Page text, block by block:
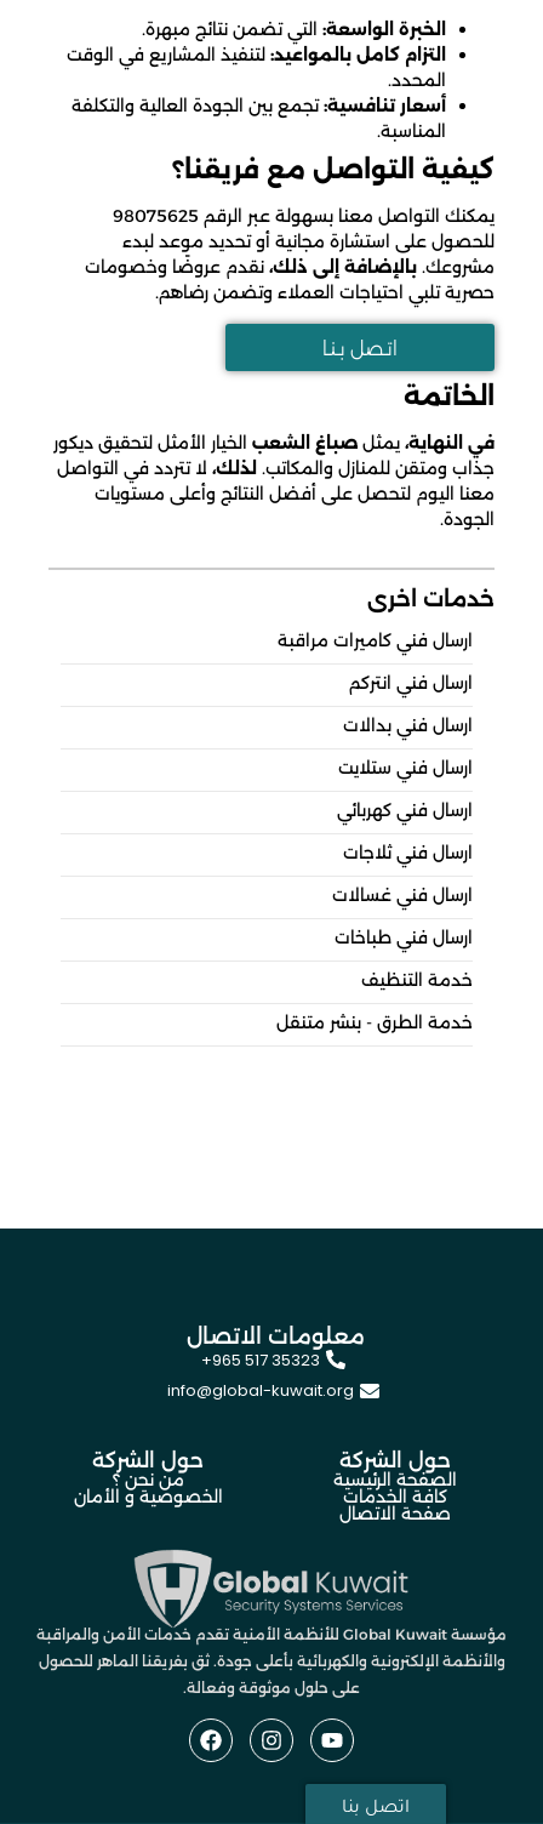
الخبرة الواسعة: التي تضمن نتائج مبهرة.
التزام كامل بالمواعيد: لتنفيذ المشاريع في الوقت
المحدد.
أسعار تنافسية:تجمع بين الجودة العالية والتكلفة
المناسبة.
كيفية التواصل مع فريقنا؟
يمكنك التواصل معنا بسهولة عبر الرقم 98075625
للحصول على استشارة مجانية أو تحديد موعد لبدء
مشروعك. بالإضافة إلى ذلك، نقدم عروضًا وخصومات
حصرية تلبي احتياجات العملاء وتضمن رضاهم.
اتـصل بـنـا
الخاتمة
في النهاية، يمثل صباغ الشعب الخيار الأمثل لتحقيق ديكور
جذاب ومتقن للمنازل والمكاتب. لذلك، لا تتردد في التواصل
معنا اليوم لتحصل على أفضل النتائج وأعلى مستويات
الجودة.
خدمات اخرى
ارسال فني كاميرات مراقبة
ارسال فني انتركم
ارسال فني بدالات
ارسال فني ستلايت
ارسال فني كهربائي
ارسال فني ثلاجات
ارسال فني غسالات
ارسال فني طباخات
خدمة التنظيف
خدمة الطرق - بنشر متنقل
اتصل بنا
معلومات الاتصال
+965 517 35323
info@global-kuwait.org
حول الشركة
الصفحة الرئيسية
كافة الخدمات
صفحة الاتصال
حول الشركة
من نحن ؟
الخصوصية و الأمان
مؤسسة Global Kuwait للأنظمة الأمنية تقدم خدمات الأمن والمراقبة
والأنظمة الإلكترونية والكهربائية بأعلى جودة. ثق بفريقنا الماهر للحصول
على حلول موثوقة وفعالة.